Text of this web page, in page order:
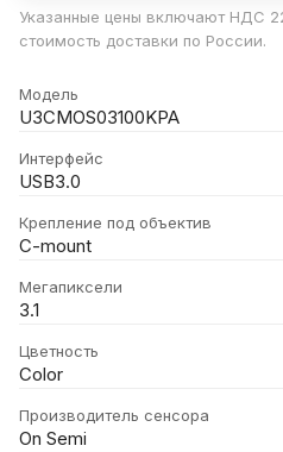
Указанные цены включают НДС
стоимость доставки по России.
Модель
U3CMOS03100KPA
Интерфейс
USB3.0
Крепление под объектив
C-mount
Мегапиксели
3.1
Цветность
Color
Производитель сенсора
On Semi